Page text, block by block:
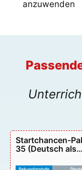
anzuwenden
Startchancen-
35 (Deutsch als
lerne ich